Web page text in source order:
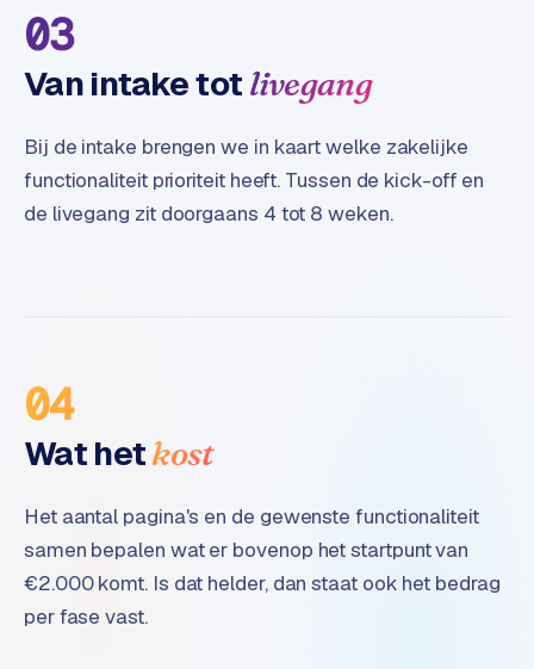
03
Van intake tot livegang
Bij de intake brengen we in kaart welke zakelijke
functionaliteit prioriteit heeft. Tussen de kick-off en
de livegang zit doorgaans 4 tot 8 weken.
04
Wat hetkost
Het aantal pagina's en de gewenste functionaliteit
samen bepalen wat er bovenop het startpunt van
€2.000 komt. Is dat helder, dan staat ook het bedrag
per fase vast.